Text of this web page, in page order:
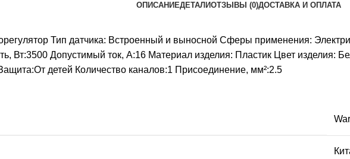
ОПИСАНИЕДЕТАЛИОТЗЫВЫ (0)ДОСТАВКА И ОПЛАТА
Тип датчика: Встроенный и выносной Сферы применения:
Вт:3500 Допустимый ток, А:16 Материал изделия: Пластик Цвет изделия:
детей Количество каналов:1 Присоединение, мм²:2.5